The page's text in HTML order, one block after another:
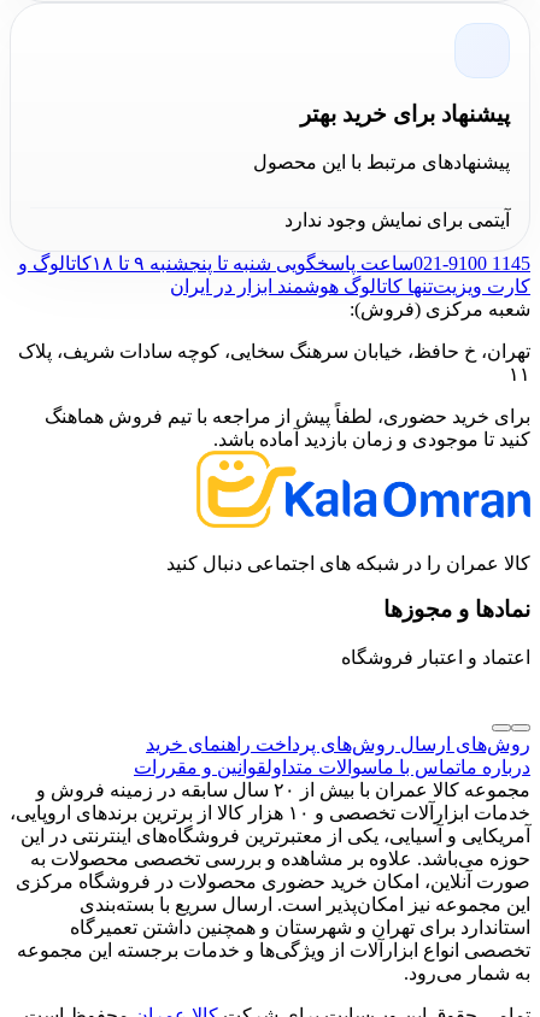
پیشنهاد برای خرید بهتر
پیشنهادهای مرتبط با این محصول
آیتمی برای نمایش وجود ندارد
021-9100 1145ساعت پاسخگویی شنبه تا پنجشنبه ۹ تا ۱۸
کاتالوگ و
کارت ویزیتتنها کاتالوگ هوشمند ابزار در ایران
شعبه مرکزی (فروش):
تهران، خ حافظ، خیابان سرهنگ سخایی، کوچه سادات شریف، پلاک
۱۱
برای خرید حضوری، لطفاً پیش از مراجعه با تیم فروش هماهنگ
کنید تا موجودی و زمان بازدید آماده باشد.
کالا عمران را در شبکه های اجتماعی دنبال کنید
نمادها و مجوزها
اعتماد و اعتبار فروشگاه
روش‌های ارسال روش‌های پرداخت راهنمای خرید
درباره ماتماس با ماسوالات متداولقوانین و مقررات
مجموعه کالا عمران با بیش از ۲۰ سال سابقه در زمینه فروش و
خدمات ابزارآلات تخصصی و ۱۰ هزار کالا از برترین برندهای اروپایی،
آمریکایی و آسیایی، یکی از معتبرترین فروشگاه‌های اینترنتی در این
حوزه می‌باشد. علاوه بر مشاهده و بررسی تخصصی محصولات به
صورت آنلاین، امکان خرید حضوری محصولات در فروشگاه مرکزی
این مجموعه نیز امکان‌پذیر است. ارسال سریع با بسته‌بندی
استاندارد برای تهران و شهرستان و همچنین داشتن تعمیرگاه
تخصصی انواع ابزارآلات از ویژگی‌ها و خدمات برجسته این مجموعه
به شمار می‌رود.